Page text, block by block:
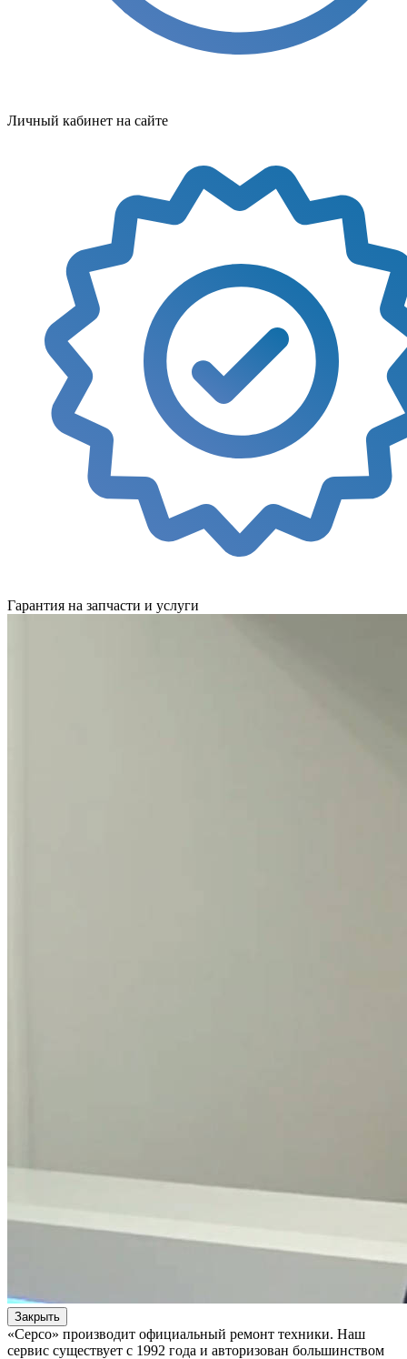
Личный кабинет на сайте
Гарантия на запчасти и услуги
Закрыть
«Серсо» производит официальный ремонт техники. Наш
сервис существует с 1992 года и авторизован большинством